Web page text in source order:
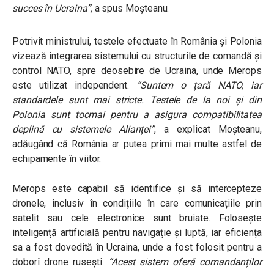
succes în Ucraina”,a spus Moșteanu.
Potrivit ministrului, testele efectuate în România și Polonia
vizează integrarea sistemului cu structurile de comandă și
control NATO, spre deosebire de Ucraina, unde Merops
este utilizat independent.
“Suntem o țară NATO, iar
standardele sunt mai stricte. Testele de la noi și din
Polonia sunt tocmai pentru a asigura compatibilitatea
deplină cu sistemele Alianței”, a explicat Moșteanu,
adăugând că România ar putea primi mai multe astfel de
echipamente în viitor.
Merops este capabil să identifice și să intercepteze
dronele, inclusiv în condițiile în care comunicațiile prin
satelit sau cele electronice sunt bruiate. Folosește
inteligență artificială pentru navigație și luptă, iar eficiența
sa a fost dovedită în Ucraina, unde a fost folosit pentru a
doborî drone rusești. “Acest sistem oferă comandanților